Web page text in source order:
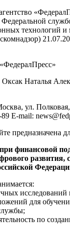
Федеральной
технологий и
Наталья
ул.
E-mail:
предназначена
финансовой
развития,
исследований
для
по